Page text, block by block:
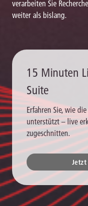
verarbeiten Sie
weiter als bislang.
15 Minuten
Suite
Erfahren Sie, wie
unterstützt – live
zugeschnitten.
Jetzt